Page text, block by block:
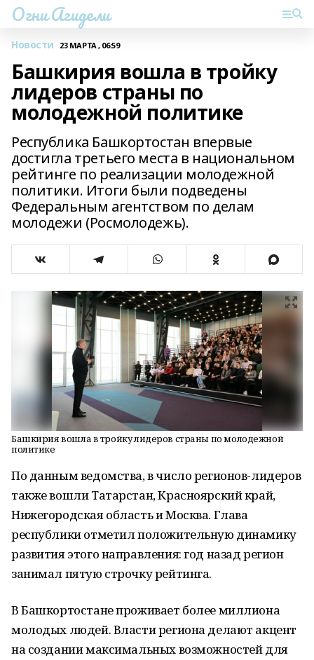
Огни Агидели
Новости 23 МАРТА , 06:59
Башкирия вошла в тройку
лидеров страны по
молодежной политике
Республика Башкортостан впервые
достигла третьего места в национальном
рейтинге по реализации молодежной
политики. Итоги были подведены
Федеральным агентством по делам
молодежи (Росмолодежь).
Башкирия вошла в тройку лидеров страны по молодежной
политике
По данным ведомства, в число регионов-лидеров
также вошли Татарстан, Красноярский край,
Нижегородская область и Москва. Глава
республики отметил положительную динамику
развития этого направления: год назад регион
занимал пятую строчку рейтинга.
В Башкортостане проживает более миллиона
молодых людей. Власти региона делают акцент
на создании максимальных возможностей для